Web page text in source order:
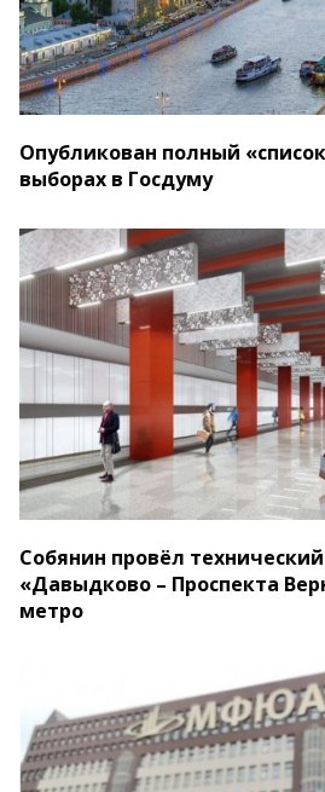
Опубликован полный
выборах в Госдуму
Собянин провёл технический
«Давыдково – Проспекта
метро